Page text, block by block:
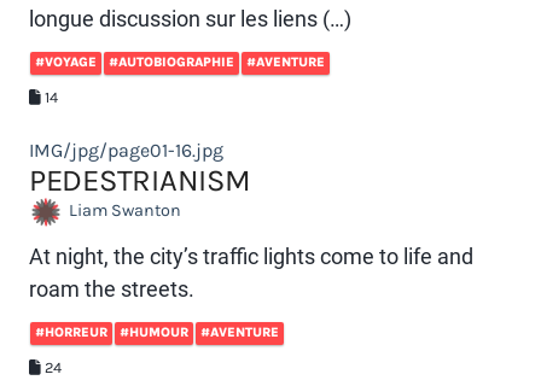
longue discussion sur les liens (…)
#VOYAGE #AUTOBIOGRAPHIE #AVENTURE
14
IMG/jpg/page01-16.jpg
PEDESTRIANISM
Liam Swanton
At night, the city’s traffic lights come to life and
roam the streets.
#HORREUR #HUMOUR #AVENTURE
24